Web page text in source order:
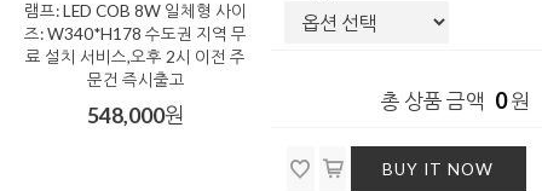
램프: LED COB 8W 일체형 사이
즈: W340*H178 수도권 지역 무
료 설치 서비스,오후 2시 이전 주
문건 즉시출고
548,000원
총 상품 금액 0원
BUY IT NOW